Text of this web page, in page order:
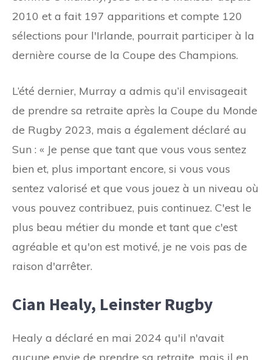
2010 et a fait 197 apparitions et compte 120
sélections pour l'Irlande, pourrait participer à la
dernière course de la Coupe des Champions.
L’été dernier, Murray a admis qu’il envisageait
de prendre sa retraite après la Coupe du Monde
de Rugby 2023, mais a également déclaré au
Sun : « Je pense que tant que vous vous sentez
bien et, plus important encore, si vous vous
sentez valorisé et que vous jouez à un niveau où
vous pouvez contribuez, puis continuez. C'est le
plus beau métier du monde et tant que c'est
agréable et qu'on est motivé, je ne vois pas de
raison d'arrêter.
Cian Healy, Leinster Rugby
Healy a déclaré en mai 2024 qu'il n'avait